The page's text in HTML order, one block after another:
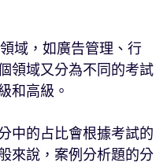
域，如廣告管理、行
領域又分為不同的考試
和高級。
中的占比會根據考試的
來說，案例分析題的分